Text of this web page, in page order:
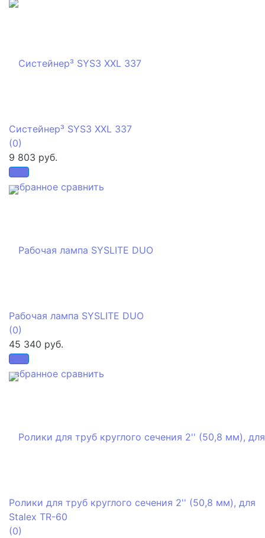
избранное сравнить
Систейнер³ SYS3 XXL 337
(0)
9 803 руб.
избранное сравнить
Рабочая лампа SYSLITE DUO
(0)
45 340 руб.
Ролики для труб круглого сечения 2'' (50,8 мм), для
Stalex TR-60
(0)